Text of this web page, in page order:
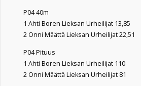
P04 40m
1 Ahti Boren Lieksan Urheilijat 13,85
2 Onni Määttä Lieksan Urheilijat 22,51
P04 Pituus
1 Ahti Boren Lieksan Urheilijat 110
2 Onni Määttä Lieksan Urheilijat 81